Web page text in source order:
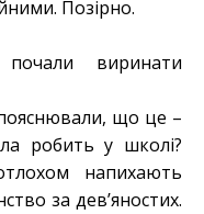
Позірно.
виринати
що це –
робить у школі?
напихають
за дев’яностих.